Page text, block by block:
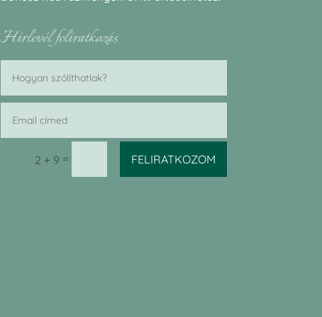
Hírlevél feliratkozás
2 + 9 = FELIRATKOZOM